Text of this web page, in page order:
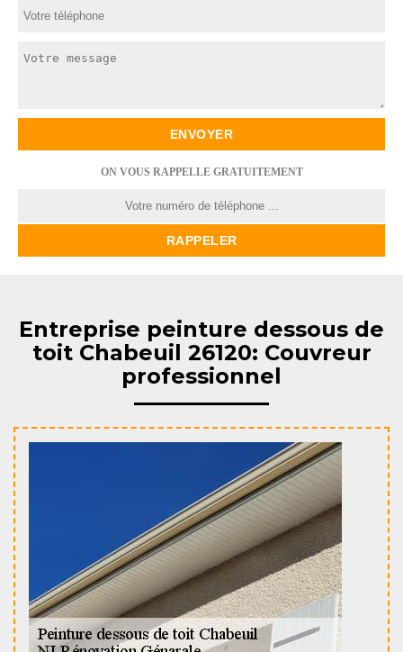
ON VOUS RAPPELLE GRATUITEMENT
Entreprise peinture dessous de
toit Chabeuil 26120: Couvreur
professionnel